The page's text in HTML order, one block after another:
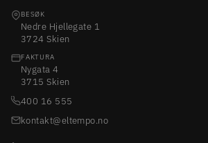
BESØK
Nedre Hjellegate 1
3724 Skien
FAKTURA
Nygata 4
3715 Skien
400 16 555
kontakt@eltempo.no